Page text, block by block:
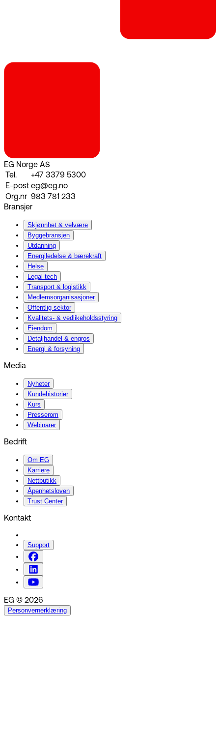
EG Norge AS
Tel.
+47 3379 5300
E-post eg@eg.no
Org.nr 983 781 233
Bransjer
Skjønnhet & velvære
Byggebransjen
Utdanning
Energiledelse & bærekraft
Helse
Legal tech
Transport & logistikk
Medlemsorganisasjoner
Offentlig sektor
Kvalitets- & vedlikeholdsstyring
Eiendom
Detaljhandel & engros
Energi & forsyning
Media
Nyheter
Kundehistorier
Kurs
Presserom
Webinarer
Bedrift
Om EG
Karriere
Nettbutikk
Åpenhetsloven
Trust Center
Kontakt
Support
EG © 2026
Personvernerklæring